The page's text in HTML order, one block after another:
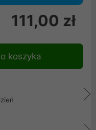
111,00 zł
koszyka